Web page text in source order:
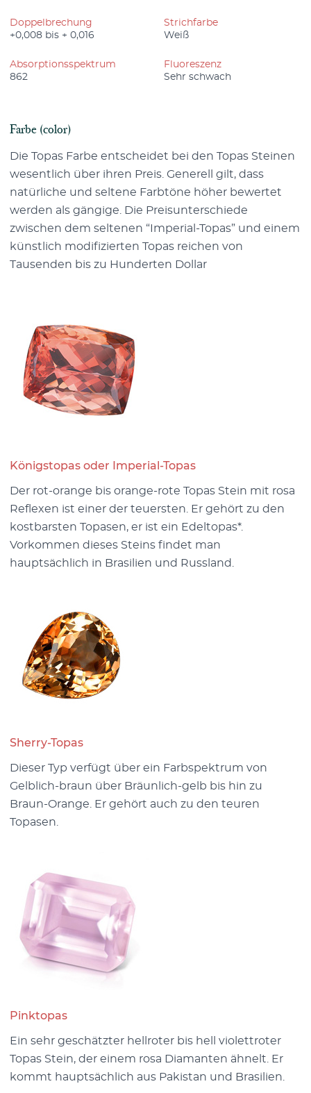
Doppelbrechung
+0,008 bis + 0,016
Strichfarbe
Weiß
Absorptionsspektrum
862
Fluoreszenz
Sehr schwach
Farbe (color)
Die Topas Farbe entscheidet bei den Topas Steinen
wesentlich über ihren Preis. Generell gilt, dass
natürliche und seltene Farbtöne höher bewertet
werden als gängige. Die Preisunterschiede
zwischen dem seltenen “Imperial-Topas” und einem
künstlich modifizierten Topas reichen von
Tausenden bis zu Hunderten Dollar
Königstopas oder Imperial-Topas
Der rot-orange bis orange-rote Topas Stein mit rosa
Reflexen ist einer der teuersten. Er gehört zu den
kostbarsten Topasen, er ist ein Edeltopas*.
Vorkommen dieses Steins findet man
hauptsächlich in Brasilien und Russland.
Sherry-Topas
Dieser Typ verfügt über ein Farbspektrum von
Gelblich-braun über Bräunlich-gelb bis hin zu
Braun-Orange. Er gehört auch zu den teuren
Topasen.
Pinktopas
Ein sehr geschätzter hellroter bis hell violettroter
Topas Stein, der einem rosa Diamanten ähnelt. Er
kommt hauptsächlich aus Pakistan und Brasilien.